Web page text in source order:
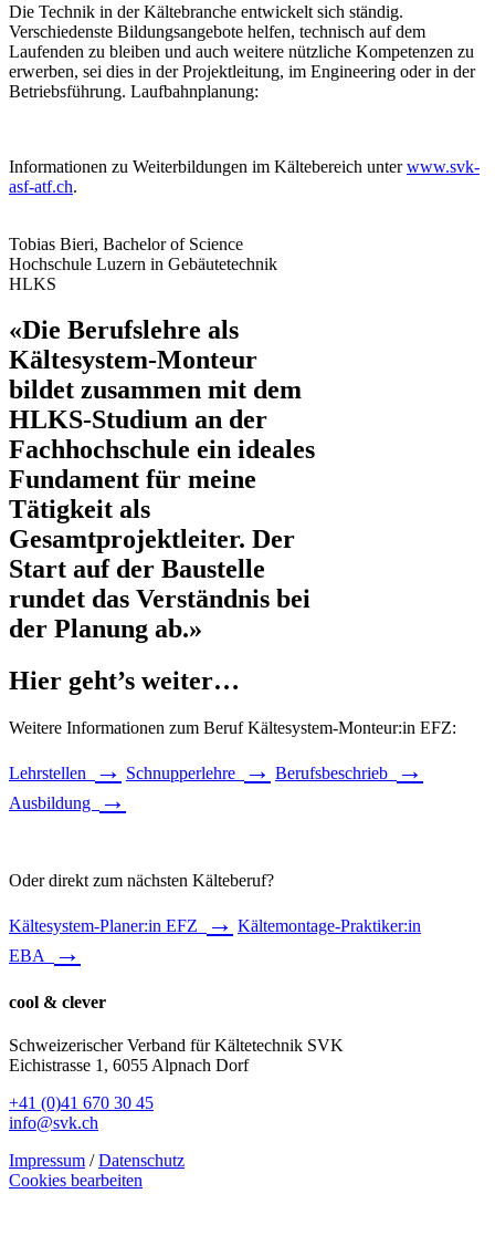
Die Technik in der Kältebranche entwickelt sich ständig.
Verschiedenste Bildungsangebote helfen, technisch auf dem
Laufenden zu bleiben und auch weitere nützliche Kompetenzen zu
erwerben, sei dies in der Projektleitung, im Engineering oder in der
Betriebsführung. Laufbahnplanung:
Informationen zu Weiterbildungen im Kältebereich unterwww.svk-
asf-atf.ch.
Tobias Bieri, Bachelor of Science
Hochschule Luzern in Gebäutetechnik
HLKS
«Die Berufslehre als
Kältesystem-Monteur
bildet zusammen mit dem
HLKS-Studium an der
Fachhochschule ein ideales
Fundament für meine
Tätigkeit als
Gesamtprojektleiter. Der
Start auf der Baustelle
rundet das Verständnis bei
der Planung ab.»
Hier geht’s weiter…
Weitere Informationen zum Beruf Kältesystem-Monteur:in EFZ:
Lehrstellen → Schnupperlehre → Berufsbeschrieb →
Ausbildung →
Oder direkt zum nächsten Kälteberuf?
Kältesystem-Planer:in EFZ → Kältemontage-Praktiker:in
EBA
→
cool & clever
Schweizerischer Verband für Kältetechnik SVK
Eichistrasse 1, 6055 Alpnach Dorf
+41 (0)41 670 30 45
info@svk.ch
Impressum /Datenschutz
Cookies bearbeiten